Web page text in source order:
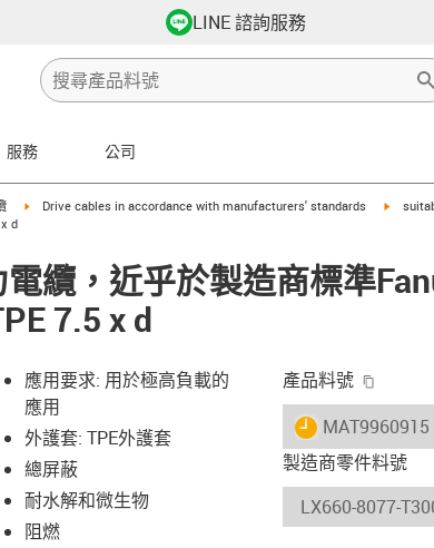
LINE 諮詢服務
服務 公司
rightigus-icon-arrow-right
Drive cables in accordance with manufacturers' standards igus-
d
纜，近乎於製造商標準
7.5 x d
icon-lupe
icon-lupe
應用要求: 用於極高負載的
應用
外護套: TPE外護套
總屏蔽
耐水解和微生物
阻燃
產品料號
igus-icon-
MAT9960915
製造商零件料號